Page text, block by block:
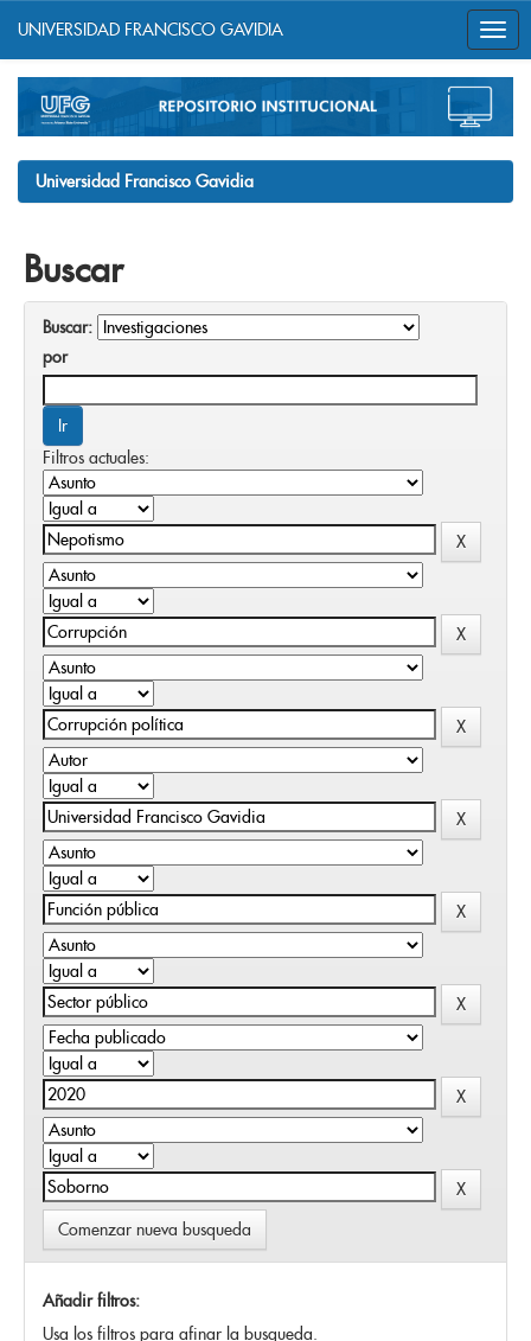
navigation
UNIVERSIDAD FRANCISCO GAVIDIA
Universidad Francisco Gavidia
Buscar
Buscar:
por
Filtros actuales:
Comenzar nueva busqueda
Añadir filtros:
Usa los filtros para afinar la busqueda.